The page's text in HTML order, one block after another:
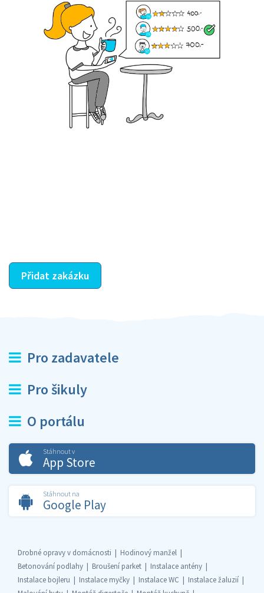
Přidat zakázku
Pro zadavatele
Pro šikuly
O portálu
Stáhnout v
App Store
Stáhnout na
Google Play
Drobné opravy v domácnosti
Hodinový manžel
Betonování podlahy
Broušení parket
Instalace antény
Instalace bojleru
Instalace myčky Instalace WC
Instalace žaluzií